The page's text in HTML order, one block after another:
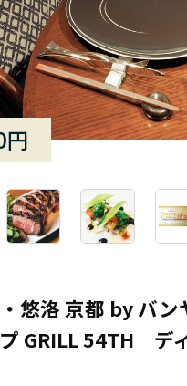
悠洛 京都 by バン
GRILL 54TH デ